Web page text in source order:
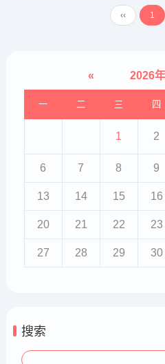
说：
言，
‹‹ 1
« 2026
一 二 三 四
1 2
6 7 8 9
13 14 15 16
20 21 22 23
27 28 29 30
搜索